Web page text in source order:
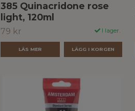
385 Quinacridone rose
light, 120ml
79 kr I lager.
LÄS MER